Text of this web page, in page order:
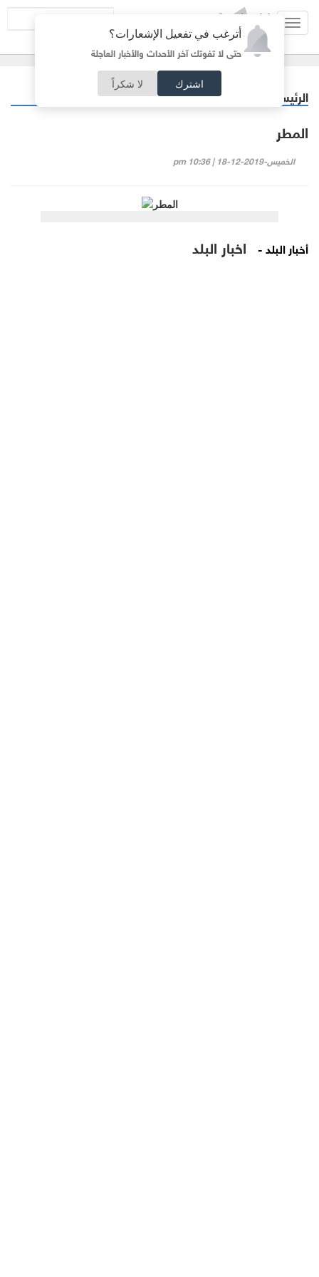
أترغب في تفعيل الإشعارات؟
حتى لا تفوتك آخر الأحداث والأخبار العاجلة
اشترك لا شكراً
الرئيسية
المطر
الخميس-2019-12-18 | 10:36 pm
أخبار البلد - اخبار البلد